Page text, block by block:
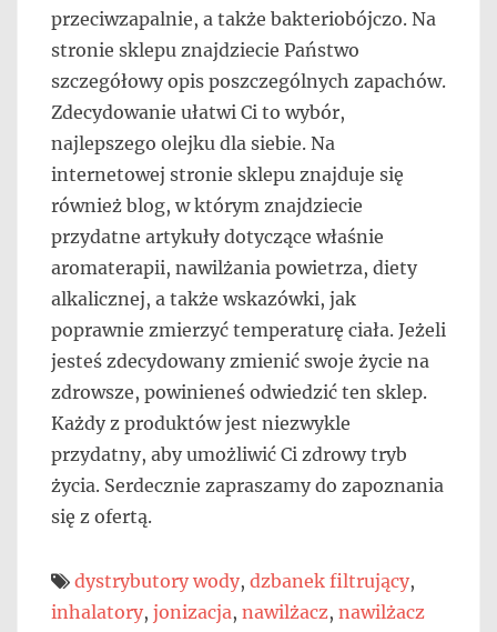
przeciwzapalnie, a także bakteriobójczo. Na
stronie sklepu znajdziecie Państwo
szczegółowy opis poszczególnych zapachów.
Zdecydowanie ułatwi Ci to wybór,
najlepszego olejku dla siebie. Na
internetowej stronie sklepu znajduje się
również blog, w którym znajdziecie
przydatne artykuły dotyczące właśnie
aromaterapii, nawilżania powietrza, diety
alkalicznej, a także wskazówki, jak
poprawnie zmierzyć temperaturę ciała. Jeżeli
jesteś zdecydowany zmienić swoje życie na
zdrowsze, powinieneś odwiedzić ten sklep.
Każdy z produktów jest niezwykle
przydatny, aby umożliwić Ci zdrowy tryb
życia. Serdecznie zapraszamy do zapoznania
się z ofertą.
dystrybutory wody, dzbanek filtrujący,
inhalatory, jonizacja, nawilżacz, nawilżacz